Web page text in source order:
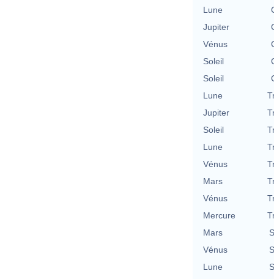
Lune
Jupiter
Vénus
Soleil
Soleil
Lune
Jupiter
Soleil
Lune
Vénus
Mars
Vénus
Mercure
Mars
Vénus
Lune